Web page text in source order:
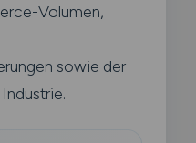
Volumen,
sowie der